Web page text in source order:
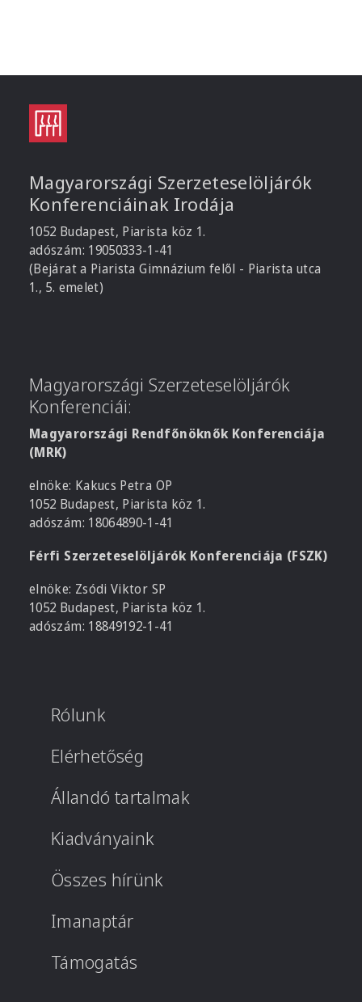
Magyarországi Szerzeteselöljárók
Konferenciáinak Irodája
1052 Budapest, Piarista köz 1.
adószám: 19050333-1-41
(Bejárat a Piarista Gimnázium felől - Piarista utca
1., 5. emelet)
Magyarországi Szerzeteselöljárók
Konferenciái:
Magyarországi Rendfőnöknők Konferenciája
(MRK)
elnöke: Kakucs Petra OP
1052 Budapest, Piarista köz 1.
adószám: 18064890-1-41
Férfi Szerzeteselöljárók Konferenciája (FSZK)
elnöke: Zsódi Viktor SP
1052 Budapest, Piarista köz 1.
adószám: 18849192-1-41
Rólunk
Elérhetőség
Állandó tartalmak
Kiadványaink
Összes hírünk
Imanaptár
Támogatás